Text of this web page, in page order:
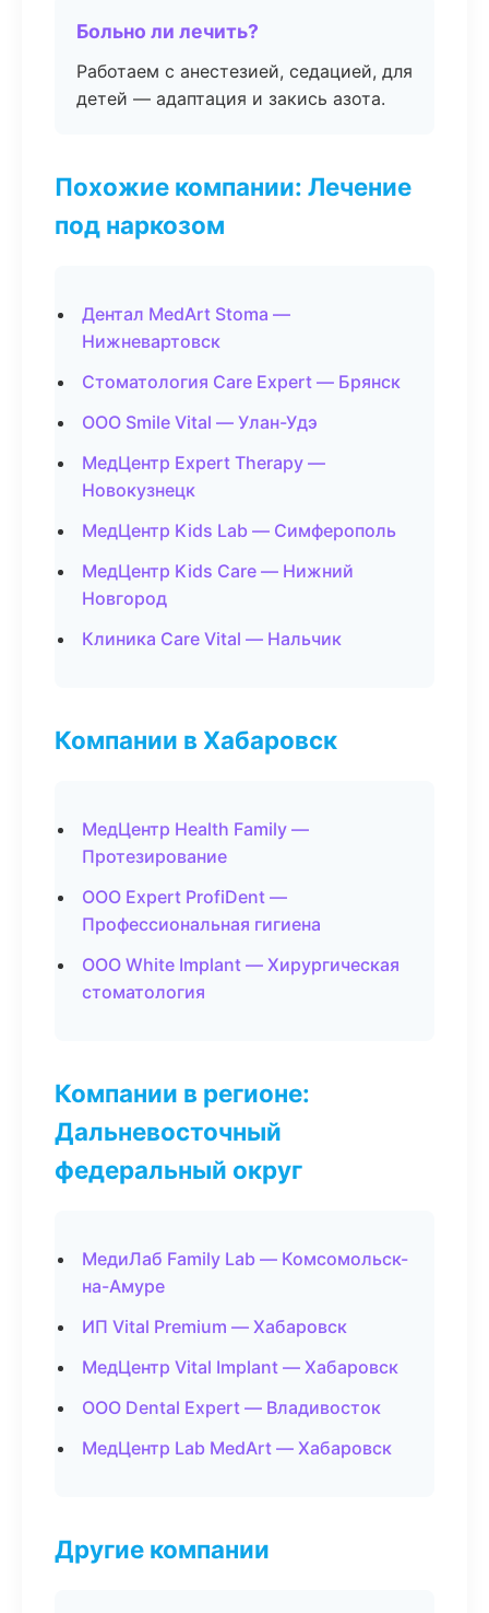
Больно ли лечить?
Работаем с анестезией, седацией, для
детей — адаптация и закись азота.
Похожие компании: Лечение
под наркозом
Дентал MedArt Stoma —
Нижневартовск
Стоматология Care Expert — Брянск
ООО Smile Vital — Улан-Удэ
МедЦентр Expert Therapy —
Новокузнецк
МедЦентр Kids Lab — Симферополь
МедЦентр Kids Care — Нижний
Новгород
Клиника Care Vital — Нальчик
Компании в Хабаровск
МедЦентр Health Family —
Протезирование
ООО Expert ProfiDent —
Профессиональная гигиена
ООО White Implant — Хирургическая
стоматология
Компании в регионе:
Дальневосточный
федеральный округ
МедиЛаб Family Lab — Комсомольск-
на-Амуре
ИП Vital Premium — Хабаровск
МедЦентр Vital Implant — Хабаровск
ООО Dental Expert — Владивосток
МедЦентр Lab MedArt — Хабаровск
Другие компании